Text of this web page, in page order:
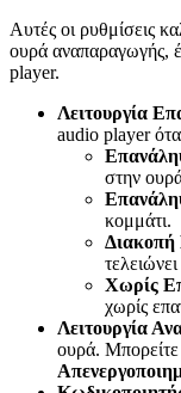
Αυτές οι ρυθμίσεις
ουρά αναπαραγωγής,
player.
Λειτουργία
audio player
στην
κομμάτι.
Χωρίς
χωρίς
Λειτουργία
ουρά. Μπορείτε